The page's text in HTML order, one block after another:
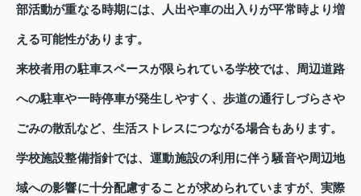
部活動が重なる時期には、人出や車の出入りが平常時より増
える可能性があります。
来校者用の駐車スペースが限られている学校では、周辺道路
への駐車や一時停車が発生しやすく、歩道の通行しづらさや
ごみの散乱など、生活ストレスにつながる場合もあります。
学校施設整備指針では、運動施設の利用に伴う騒音や周辺地
域への影響に十分配慮することが求められていますが、実際